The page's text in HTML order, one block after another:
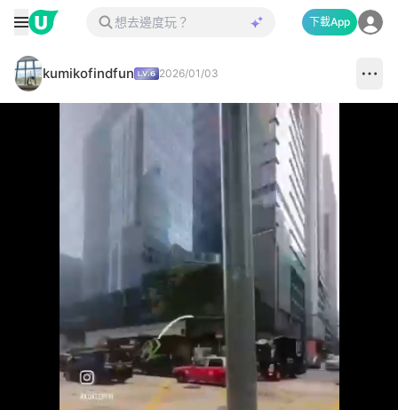
下載App
kumikofindfun 2026/01/03